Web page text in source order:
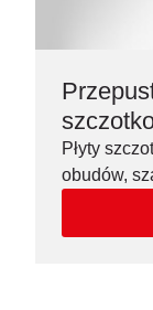
Płyty
obudów,